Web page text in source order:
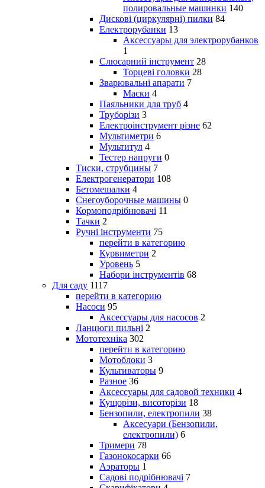
полировальные машинки 140
Дискові (циркулярні) пилки 84
Електрорубанки 13
Аксессуары для электрорубанков
1
Слюсарний інструмент 28
Торцеві головки 28
Зварювальні апарати 7
Маски 4
Паяльники для труб 4
Труборізи 3
Електроінструмент різне 62
Мультиметри 6
Мультитул 4
Тестер напруги 0
Тиски, струбцины 7
Електрогенератори 108
Бетомешалки 4
Снегоуборочные машины 0
Кормоподрібнювачі 11
Тачки 2
Ручні інструменти 75
перейти в категорию
Курвиметри 2
Уровень 5
Набори інструментів 68
Для саду 1117
перейти в категорию
Насоси 95
Аксессуары для насосов 2
Ланцюги пильні 2
Мототехніка 302
перейти в категорию
Мотоблоки 3
Культиваторы 9
Разное 36
Аксессуары для садовой техники 4
Кущорізи, висоторізи 18
Бензопили, електропили 38
Аксесуари (Бензопили,
електропили) 6
Тримери 78
Газонокосарки 66
Аэраторы 1
Садові подрібнювачі 7